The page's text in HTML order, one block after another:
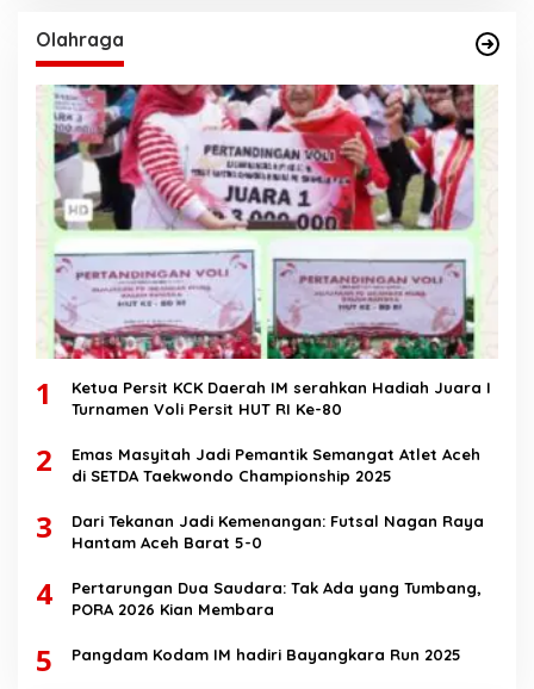
Olahraga
1
Ketua Persit KCK Daerah IM serahkan Hadiah Juara I
Turnamen Voli Persit HUT RI Ke-80
2
Emas Masyitah Jadi Pemantik Semangat Atlet Aceh
di SETDA Taekwondo Championship 2025
3
Dari Tekanan Jadi Kemenangan: Futsal Nagan Raya
Hantam Aceh Barat 5-0
4
Pertarungan Dua Saudara: Tak Ada yang Tumbang,
PORA 2026 Kian Membara
5 Pangdam Kodam IM hadiri Bayangkara Run 2025